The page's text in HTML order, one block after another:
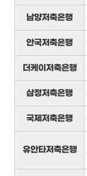
남양저축은행
안국저축은행
더케이저축은행
삼정저축은행
국제저축은행
유안타저축은행